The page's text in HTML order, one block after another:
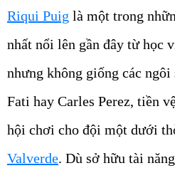
Riqui Puig là một trong
nhất nổi lên gần đây từ học
nhưng không giống các ngôi
Fati hay Carles Perez, tiền
hội chơi cho đội một dưới
Valverde. Dù sở hữu tài